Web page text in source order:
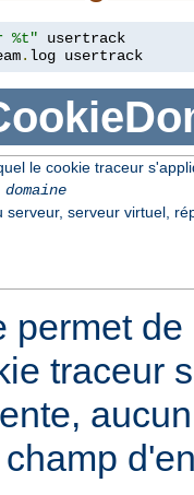
%t"
. log usertrack
le cookie traceur
domaine
serveur, serveur virtuel,
permet
traceur